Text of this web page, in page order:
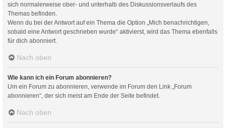
sich normalerweise ober- und unterhalb des Diskussionsverlaufs des
Themas befinden.
Wenn du bei der Antwort auf ein Thema die Option „Mich benachrichtigen,
sobald eine Antwort geschrieben wurde“ aktivierst, wird das Thema ebenfalls
für dich abonniert.
Nach oben
Wie kann ich ein Forum abonnieren?
Um ein Forum zu abonnieren, verwende im Forum den Link „Forum
abonnieren“, der sich meist am Ende der Seite befindet.
Nach oben